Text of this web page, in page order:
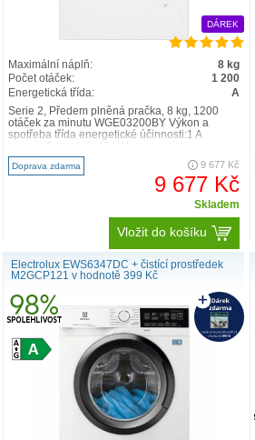
DÁREK
Maximální náplň:
8 kg
Počet otáček:
1 200
Energetická třída:
A
Serie 2, Předem plněná pračka, 8 kg, 1200
otáček za minutu WGE03200BY Výkon a
spotřeba třída energetické účinnosti:1 A
Doprava zdarma 9 677 Kč
9 677 Kč
Skladem
Vložit do košíku
Electrolux EWS6347DC + čistící prostředek
M2GCP121 v hodnotě 399 Kč